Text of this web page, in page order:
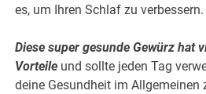
es, um Ihren Schlaf zu verbessern.
Diese super gesunde Gewürz hat
Vorteile und sollte jeden Tag
deine Gesundheit im Allgemeinen